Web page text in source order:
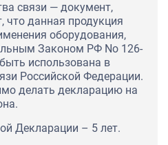
связи — документ,
что данная продукция
оборудования,
Законом РФ No 126-
использована в
Российской Федерации.
делать декларацию на
Декларации – 5 лет.